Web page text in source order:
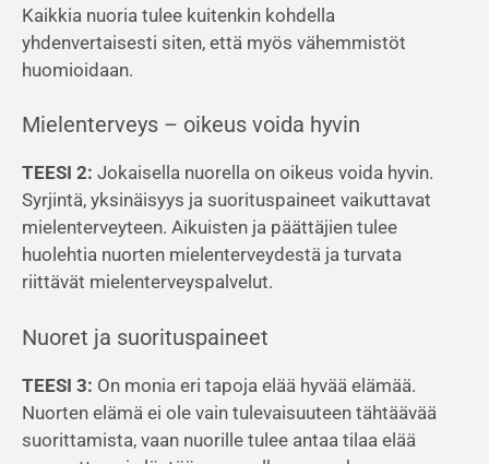
Kaikkia nuoria tulee kuitenkin kohdella
yhdenvertaisesti siten, että myös vähemmistöt
huomioidaan.
Mielenterveys – oikeus voida hyvin
TEESI 2: Jokaisella nuorella on oikeus voida hyvin.
Syrjintä, yksinäisyys ja suorituspaineet vaikuttavat
mielenterveyteen. Aikuisten ja päättäjien tulee
huolehtia nuorten mielenterveydestä ja turvata
riittävät mielenterveyspalvelut.
Nuoret ja suorituspaineet
TEESI 3: On monia eri tapoja elää hyvää elämää.
Nuorten elämä ei ole vain tulevaisuuteen tähtäävää
suorittamista, vaan nuorille tulee antaa tilaa elää